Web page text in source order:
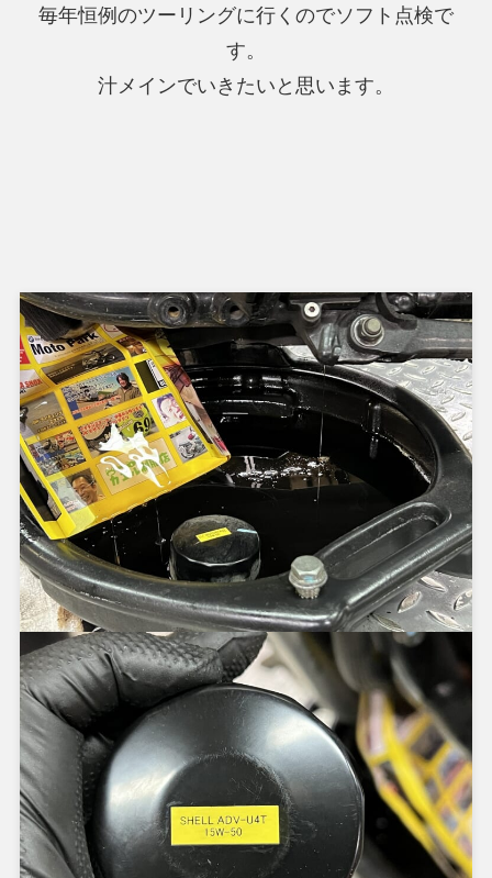
毎年恒例のツーリングに行くのでソフト点検で
す。
汁メインでいきたいと思います。